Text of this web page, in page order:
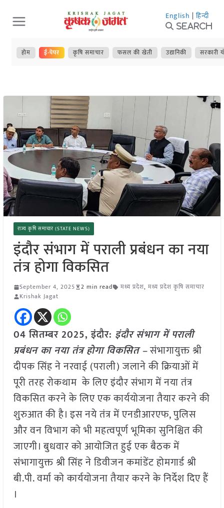
Skip
to
content
English | हिन्दी
Search
होम ई-पेपर कृषि समाचार फसल की खेती उद्यानिकी सरकारी
राज्य कृषि समाचार (STATE NEWS)
इंदौर संभाग में पराली प्रबंधन का नया
तंत्र होगा विकसित
September 4, 2025 2 min read मध्य प्रदेश, मध्य प्रदेश कृषि समाचार
Krishak Jagat
04 सितम्बर 2025,इंदौर: इंदौर संभाग में पराली
प्रबंधन का नया तंत्र होगा विकसित –संभागायुक्त श्री
दीपक सिंह ने नरवाई (पराली) जलाने की क्रियाओं में
पूरी तरह रोकथाम के लिए इंदौर संभाग में नया तंत्र
विकसित करने के लिए एक कार्ययोजना तैयार करने की
शुरुआत की है। इस नये तंत्र में एनडीआरएफ, पुलिस
और वन विभाग को भी महत्वपूर्ण भूमिका सुनिश्चित की
जाएगी। बुधवार को आयोजित हुई एक बैठक में
संभागायुक्त श्री सिंह ने डिवीजन कमांडेंट होमगार्ड श्री
बी.पी. वर्मा को कार्ययोजना तैयार करने के निर्देश दिए हैं
।